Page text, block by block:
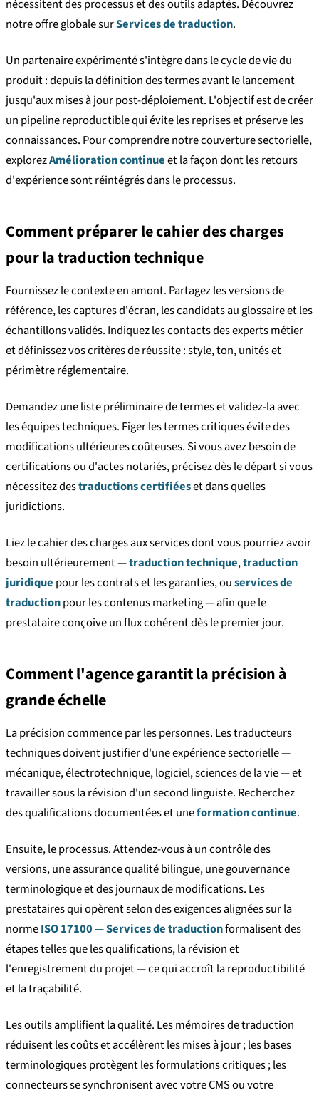
nécessitent des processus et des outils adaptés. Découvrez
notre offre globale surServices de traduction.
Un partenaire expérimenté s'intègre dans le cycle de vie du
produit : depuis la définition des termes avant le lancement
jusqu'aux mises à jour post-déploiement. L'objectif est de créer
un pipeline reproductible qui évite les reprises et préserve les
connaissances. Pour comprendre notre couverture sectorielle,
explorezAmélioration continueet la façon dont les retours
d'expérience sont réintégrés dans le processus.
Comment préparer le cahier des charges
pour la traduction technique
Fournissez le contexte en amont. Partagez les versions de
référence, les captures d'écran, les candidats au glossaire et les
échantillons validés. Indiquez les contacts des experts métier
et définissez vos critères de réussite : style, ton, unités et
périmètre réglementaire.
Demandez une liste préliminaire de termes et validez-la avec
les équipes techniques. Figer les termes critiques évite des
modifications ultérieures coûteuses. Si vous avez besoin de
certifications ou d'actes notariés, précisez dès le départ si vous
nécessitez destraductions certifiéeset dans quelles
juridictions.
Liez le cahier des charges aux services dont vous pourriez avoir
besoin ultérieurement —traduction technique,traduction
juridique pour les contrats et les garanties, ouservices de
traductionpour les contenus marketing — afin que le
prestataire conçoive un flux cohérent dès le premier jour.
Comment l'agence garantit la précision à
grande échelle
La précision commence par les personnes. Les traducteurs
techniques doivent justifier d'une expérience sectorielle —
mécanique, électrotechnique, logiciel, sciences de la vie — et
travailler sous la révision d'un second linguiste. Recherchez
des qualifications documentées et uneformation continue.
Ensuite, le processus. Attendez-vous à un contrôle des
versions, une assurance qualité bilingue, une gouvernance
terminologique et des journaux de modifications. Les
prestataires qui opèrent selon des exigences alignées sur la
normeISO 17100 — Services de traductionformalisent des
étapes telles que les qualifications, la révision et
l'enregistrement du projet — ce qui accroît la reproductibilité
et la traçabilité.
Les outils amplifient la qualité. Les mémoires de traduction
réduisent les coûts et accélèrent les mises à jour ; les bases
terminologiques protègent les formulations critiques ; les
connecteurs se synchronisent avec votre CMS ou votre